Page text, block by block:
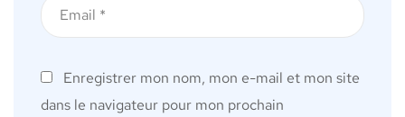
Enregistrer mon nom, mon e-mail et mon site
dans le navigateur pour mon prochain